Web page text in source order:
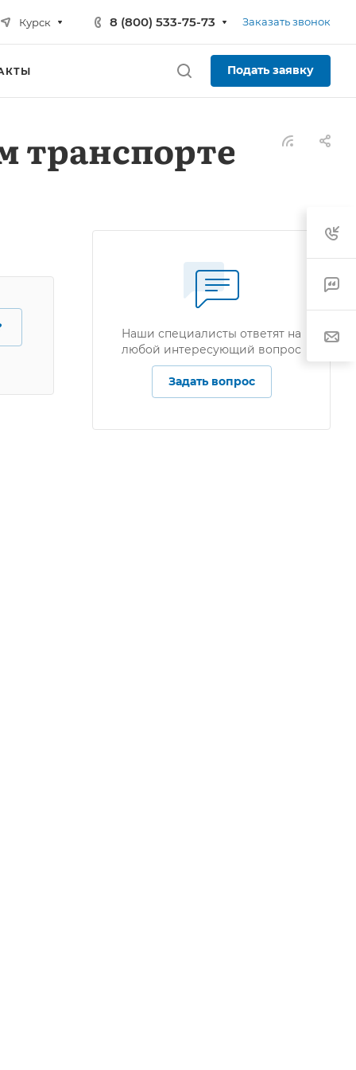
Курск 8 (800) 533-75-73 Заказать звонок
Подать заявку
транспорте
Наши специалисты ответят на
любой интересующий вопрос
Задать вопрос